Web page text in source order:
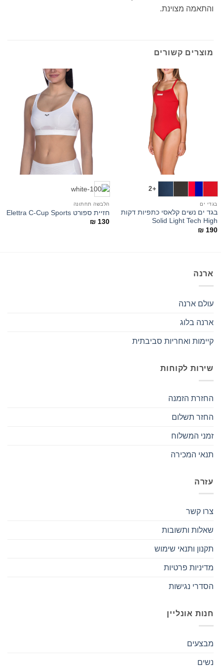
והתאמה מצוינת.
מוצרים קשורים
+2
בגדי ים
בגד ים נשים קלאסי כתפיות דקות
Solid Light Tech High
₪ 190
הלבשה תחתונה
חזיית ספורט Elettra C-Cup Sports
₪ 130
ארנה
עולם ארנה
ארנה בלוג
קיימות ואחריות סביבתית
שירות לקוחות
החזרת הזמנה
החזר תשלום
זמני המשלוח
תנאי המכירה
עזרה
צרו קשר
שאלות ותשובות
תקנון ותנאי שימוש
מדיניות פרטיות
הסדרי נגישות
חנות אונליין
מבצעים
נשים